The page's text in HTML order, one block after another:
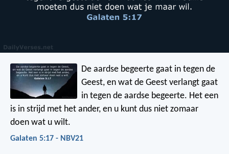
De aardse begeerte gaat in tegen de
Geest, en wat de Geest verlangt gaat
in tegen de aardse begeerte. Het een
is in strijd met het ander, en u kunt dus niet zomaar
doen wat u wilt.
Galaten 5:17 - NBV21